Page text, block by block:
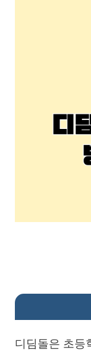
디딤돌은 초등